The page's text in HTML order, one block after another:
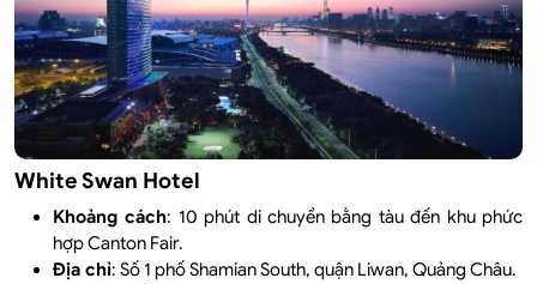
White Swan Hotel
Khoảng cách: 10 phút di chuyển bằng tàu đến khu phức
hợp Canton Fair.
Địa chỉ: Số 1 phố Shamian South, quận Liwan, Quảng Châu.